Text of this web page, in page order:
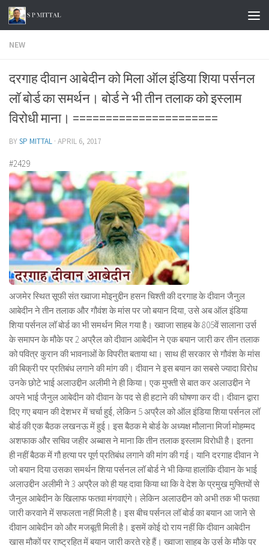
Skip to content
NEW
दरगाह दीवान आबेदीन को मिला ऑल इंडिया शिया पर्सनल
लॉ बोर्ड का समर्थन। बोर्ड ने भी तीन तलाक को इस्लाम
विरोधी माना। ======================
BYSP MITTAL · APRIL 6, 2017
#2429
अजमेर स्थित सूफी संत ख्वाजा मोइनुद्दीन हसन चिश्ती की दरगाह के दीवान जैनुल
आबेदीन ने तीन तलाक और गौवंश के मांस पर जो बयान दिया, उसे अब ऑल इंडिया
शिया पर्सनल लॉ बोर्ड का भी समर्थन मिल गया है। ख्वाजा साहब के 805वें सालाना उर्स
के समापन के मौके पर 2 अप्रैल को दीवान आबेदीन ने एक बयान जारी कर तीन तलाक
को पवित्र कुरान की भावनाओं के विपरीत बताया था। साथ ही सरकार से गौवंश के मांस
की बिक्री पर प्रतिबंध लगाने की मांग की। दीवान ने इस बयान का सबसे ज्यादा विरोध
उनके छोटे भाई अलाउद्दीन अलीमी ने ही किया। एक मुफ्ती से बात कर अलाउद्दीन ने
अपने भाई जैनुल आबेदीन को दीवान के पद से ही हटाने की घोषणा कर दी। दीवान द्वारा
दिए गए बयान की देशभर में चर्चा हुई, लेकिन 5 अप्रैल को ऑल इंडिया शिया पर्सनल लॉ
बोर्ड की एक बैठक लखनऊ में हुई। इस बैठक मे बोर्ड के अध्यक्ष मौलाना मिर्जा मोहम्मद
अशफाक और सचिव जहीर अब्बास ने माना कि तीन तलाक इस्लाम विरोधी है। इतना
ही नहीं बैठक में गौ हत्या पर पूर्ण प्रतिबंध लगाने की मांग की गई। यानि दरगाह दीवान ने
जो बयान दिया उसका समर्थन शिया पर्सनल लॉ बोर्ड ने भी किया हालांकि दीवान के भाई
अलाउद्दीन अलीमी ने 3 अप्रैल को ही यह दावा किया था कि वे देश के प्रमुख मुफ्तियों से
जैनुल आबेदीन के खिलाफ फतवा मंगवाएंगे। लेकिन अलाउद्दीन को अभी तक भी फतवा
जारी करवाने में सफलता नहीं मिली है। इस बीच पर्सनल लॉ बोर्ड का बयान आ जाने से
दीवान आबेदीन को और मजबूती मिली है। इसमें कोई दो राय नहीं कि दीवान आबेदीन
खास मौकों पर राष्ट्रहित में बयान जारी करते रहे हैं। ख्वाजा साहब के उर्स के मौके पर